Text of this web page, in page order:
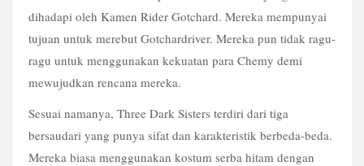
dihadapi oleh Kamen Rider Gotchard. Mereka mempunyai
tujuan untuk merebut Gotchardriver. Mereka pun tidak ragu-
ragu untuk menggunakan kekuatan para Chemy demi
mewujudkan rencana mereka.
Sesuai namanya, Three Dark Sisters terdiri dari tiga
bersaudari yang punya sifat dan karakteristik berbeda-beda.
Mereka biasa menggunakan kostum serba hitam dengan